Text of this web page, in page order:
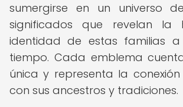
sumergirse en un universo
significados que revelan la
identidad de estas familias
tiempo. Cada emblema
única y representa la
con sus ancestros y tradiciones.